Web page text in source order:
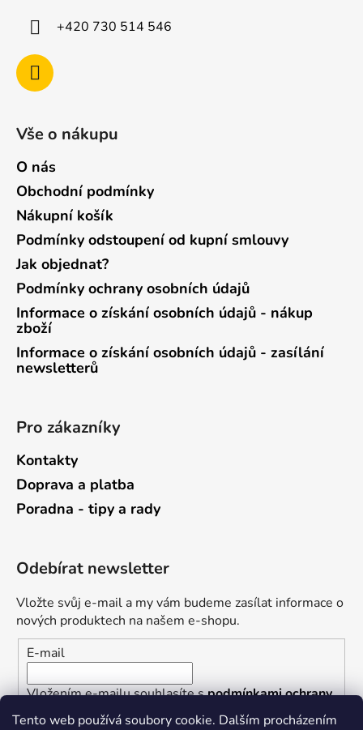
Tento web používá soubory cookie. Dalším procházením
+420 730 514 546
Vše o nákupu
O nás
Obchodní podmínky
Nákupní košík
Podmínky odstoupení od kupní smlouvy
Jak objednat?
Podmínky ochrany osobních údajů
Informace o získání osobních údajů - nákup
zboží
Informace o získání osobních údajů - zasílání
newsletterů
Pro zákazníky
Kontakty
Doprava a platba
Poradna - tipy a rady
Odebírat newsletter
Vložte svůj e-mail a my vám budeme zasílat informace o
nových produktech na našem e-shopu.
E-mail
Vložením e-mailu souhlasíte spodmínkami ochrany
osobních údajů